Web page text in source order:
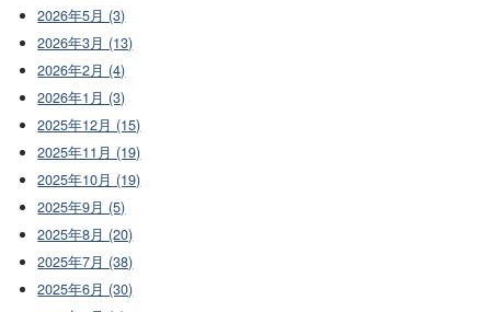
2026年5月 (3)
2026年3月 (13)
2026年2月 (4)
2026年1月 (3)
2025年12月 (15)
2025年11月 (19)
2025年10月 (19)
2025年9月 (5)
2025年8月 (20)
2025年7月 (38)
2025年6月 (30)